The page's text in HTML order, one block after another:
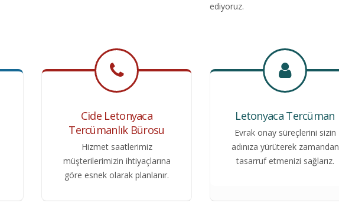
ediyoruz.
Cide Letonyaca
Tercümanlık Bürosu
Hizmet saatlerimiz
müşterilerimizin ihtiyaçlarına
göre esnek olarak planlanır.
Letonyaca Tercüman
Evrak onay süreçlerini sizin
adınıza yürüterek zamandan
tasarruf etmenizi sağlarız.